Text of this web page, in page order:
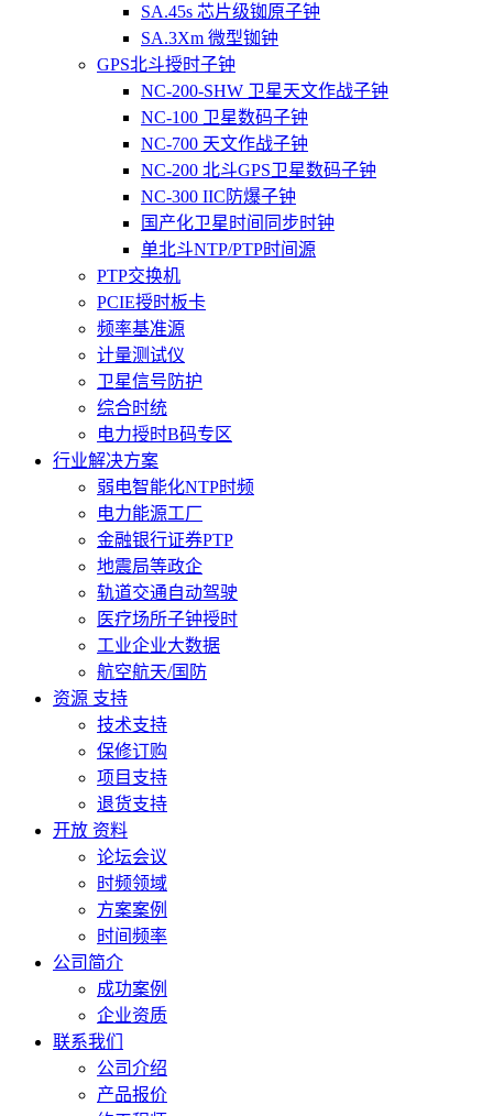
SA.45s 芯片级铷原子钟
SA.3Xm 微型铷钟
GPS北斗授时子钟
NC-200-SHW 卫星天文作战子钟
NC-100 卫星数码子钟
NC-700 天文作战子钟
NC-200 北斗GPS卫星数码子钟
NC-300 IIC防爆子钟
国产化卫星时间同步时钟
单北斗NTP/PTP时间源
PTP交换机
PCIE授时板卡
频率基准源
计量测试仪
卫星信号防护
综合时统
电力授时B码专区
行业解决方案
弱电智能化NTP时频
电力能源工厂
金融银行证券PTP
地震局等政企
轨道交通自动驾驶
医疗场所子钟授时
工业企业大数据
航空航天/国防
资源 支持
技术支持
保修订购
项目支持
退货支持
开放 资料
论坛会议
时频领域
方案案例
时间频率
公司简介
成功案例
企业资质
联系我们
公司介绍
产品报价